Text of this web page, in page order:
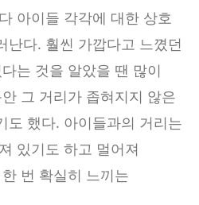
아이들 각각에 대한 상호
난다. 훨씬 가깝다고 느꼈던
는 것을 알았을 땐 많이
그 거리가 좁혀지지 않은
도 했다. 아이들과의 거리는
있기도 하고 멀어져
번 확실히 느끼는